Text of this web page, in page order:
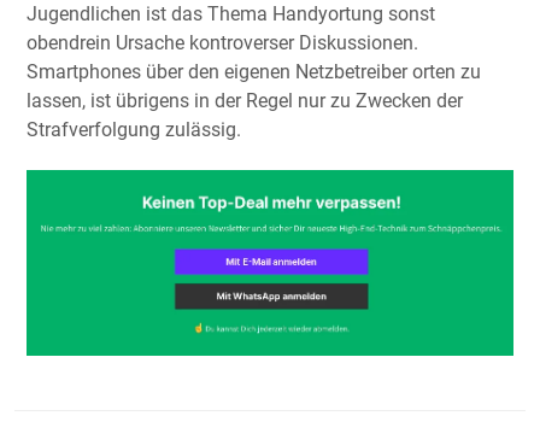
Jugendlichen ist das Thema Handyortung sonst
obendrein Ursache kontroverser Diskussionen.
Smartphones über den eigenen Netzbetreiber orten zu
lassen, ist übrigens in der Regel nur zu Zwecken der
Strafverfolgung zulässig.